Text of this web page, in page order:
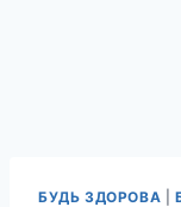
БУДЬ ЗДОРОВА